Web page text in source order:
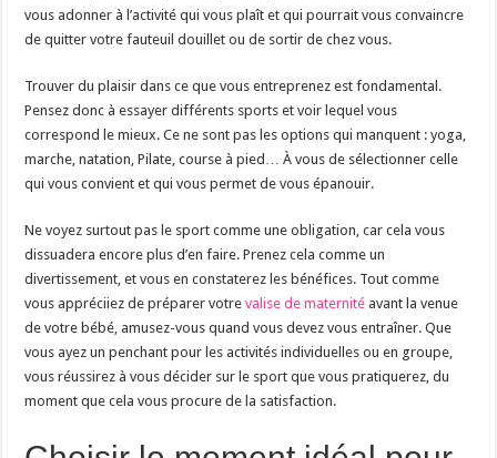
vous adonner à l’activité qui vous plaît et qui pourrait vous convaincre
de quitter votre fauteuil douillet ou de sortir de chez vous.
Trouver du plaisir dans ce que vous entreprenez est fondamental.
Pensez donc à essayer différents sports et voir lequel vous
correspond le mieux. Ce ne sont pas les options qui manquent : yoga,
marche, natation, Pilate, course à pied… À vous de sélectionner celle
qui vous convient et qui vous permet de vous épanouir.
Ne voyez surtout pas le sport comme une obligation, car cela vous
dissuadera encore plus d’en faire. Prenez cela comme un
divertissement, et vous en constaterez les bénéfices. Tout comme
vous appréciiez de préparer votrevalise de maternité avant la venue
de votre bébé, amusez-vous quand vous devez vous entraîner. Que
vous ayez un penchant pour les activités individuelles ou en groupe,
vous réussirez à vous décider sur le sport que vous pratiquerez, du
moment que cela vous procure de la satisfaction.